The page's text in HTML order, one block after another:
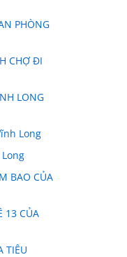
PHÒNG
CHỢ ĐI
LONG
Long
BAO CỦA
13 CỦA
TIÊU